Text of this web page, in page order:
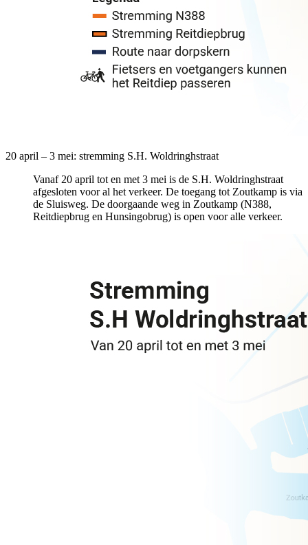
20 april – 3 mei: stremming S.H. Woldringhstraat
Vanaf 20 april tot en met 3 mei is de S.H. Woldringhstraat
afgesloten voor al het verkeer. De toegang tot Zoutkamp is via
de Sluisweg. De doorgaande weg in Zoutkamp (N388,
Reitdiepbrug en Hunsingobrug) is open voor alle verkeer.